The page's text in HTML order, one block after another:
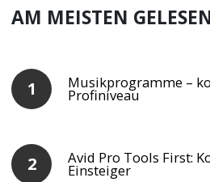
AM MEISTEN
Musikprogramme –
Profiniveau
Avid Pro Tools First:
Einsteiger